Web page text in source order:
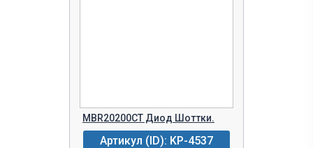
MBR20200CT Диод Шоттки.
Артикул (ID): KP-4537